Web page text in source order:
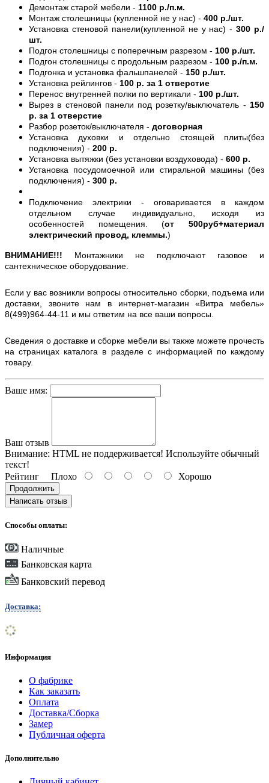
Демонтаж старой мебели - 1100 р./п.м.
Монтаж столешницы (купленной не у нас) - 400 р./шт.
Установка стеновой панели(купленной не у нас) -300 р./
шт.
Подгон столешницы с поперечным разрезом - 100 р./шт.
Подгон столешницы с продольным разрезом - 100 р./п.м.
Подгонка и установка фальшпанелей - 150 р./шт.
Установка рейлингов - 100 р. за 1 отверстие
Перенос внутренней полки по вертикали - 100 р./шт.
Вырез в стеновой панели под розетку/выключатель - 150
р. за 1 отверстие
Разбор розеток/выключателя - договорная
Установка духовки и отдельно стоящей плиты(без
подключения) - 200 р.
Установка вытяжки (без установки воздуховода) - 600 р.
Установка посудомоечной или стиральной машины (без
подключения) - 300 р.
Подключение электрики - оговаривается в каждом
отдельном случае индивидуально, исходя из
особенностей помещения. (от 500руб+материал
электрический провод, клеммы.)
ВНИМАНИЕ!!! Монтажники не подключают газовое и
сантехническое оборудование.
Если у вас возникли вопросы относительно сборки, подъема или
доставки, звоните нам в интернет-магазин «Витра мебель»
8(499)964-44-11 и мы ответим на все ваши вопросы.
Сведения о доставке и сборке мебели вы также можете прочесть
на страницах каталога в разделе с информацией по каждому
товару.
Ваше имя:
Ваш отзыв
Внимание: HTML не поддерживается! Используйте обычный
текст!
Рейтинг Плохо Хорошо
Продолжить
Написать отзыв
Способы оплаты:
Наличные
Банковская карта
Банковский перевод
Доставка:
Информация
О фабрике
Как заказать
Оплата
Доставка/Сборка
Замер
Публичная оферта
Дополнительно